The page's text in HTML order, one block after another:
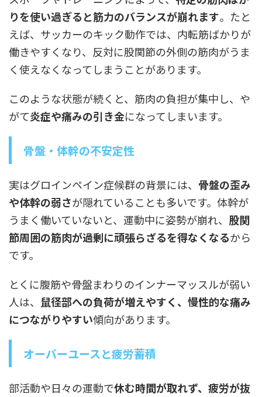
りを使い過ぎると筋力のバランスが崩れます。たと
えば、サッカーのキック動作では、内転筋ばかりが
働きやすくなり、反対に股関節の外側の筋肉がうま
く使えなくなってしまうことがあります。
このような状態が続くと、筋肉の負担が集中し、や
がて炎症や痛みの引き金になってしまいます。
骨盤・体幹の不安定性
実はグロインペイン症候群の背景には、 骨盤の歪み
や体幹の弱さが隠れていることも多いです。体幹が
うまく働いていないと、運動中に姿勢が崩れ、 股関
節周囲の筋肉が過剰に頑張らざるを得なくなるから
です。
とくに腹筋や骨盤まわりのインナーマッスルが弱い
人は、 鼠径部への負荷が増えやすく、慢性的な痛み
につながりやすい傾向があります。
オーバーユースと疲労蓄積
部活動や日々の運動で休む時間が取れず、疲労が抜